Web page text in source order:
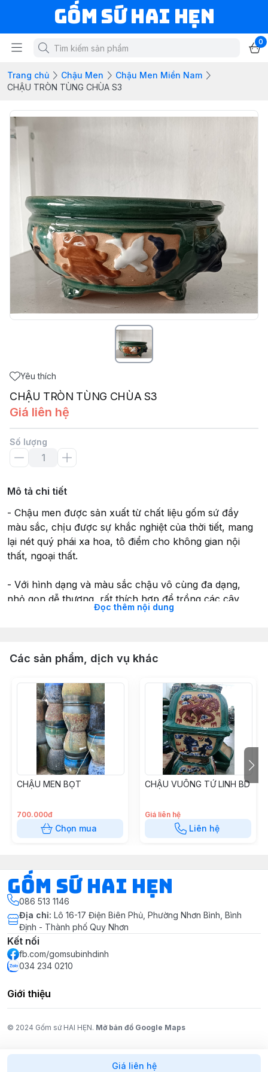
Gốm Sứ Hai Hẹn
0
Trang chủ Chậu Men
Chậu Men Miền Nam
CHẬU TRÒN TÙNG CHÙA S3
Yêu thích
CHẬU TRÒN TÙNG CHÙA S3
Giá liên hệ
Số lượng
Giá liên hệ
Mô tả chi tiết
- Chậu men được sản xuất từ chất liệu gốm sứ đầy
màu sắc, chịu được sự khắc nghiệt của thời tiết, mang
lại nét quý phái xa hoa, tô điểm cho không gian nội
thất, ngoại thất.
- Với hình dạng và màu sắc chậu vô cùng đa dạng,
nhỏ gọn dễ thương, rất thích hợp để trồng các cây
cảnh văn phòng, cây bonsai, cây để bàn, cây mini, cây
#chaumen #chaubonsai #chautrongcay
Đọc thêm nội dung
Các sản phẩm, dịch vụ khác
CHẬU MEN BỌT
700.000đ
Chọn mua
CHẬU VUÔNG TỨ LINH BD
Giá liên hệ
Liên hệ
Gốm Sứ Hai Hẹn
086 513 1146
Địa chỉ: Lô 16-17 Điện Biên Phủ, Phường Nhơn Bình, Bình
Định - Thành phố Quy Nhơn
Kết nối
fb.com/gomsubinhdinh
034 234 0210
Giới thiệu
© 2024 Gốm sứ HAI HẸN. Mở bản đồ Google Maps